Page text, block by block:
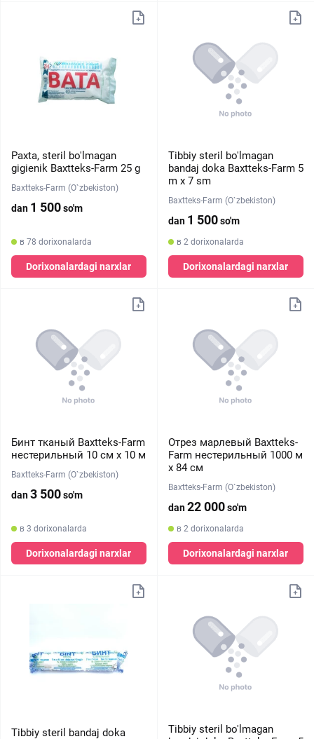
Paxta, steril bo'lmagan
gigienik Baxtteks-Farm 25 g
Baxtteks-Farm (O`zbekiston)
dan 1 500so'm
в 78 dorixonalarda
Dorixonalardagi narxlar
Tibbiy steril bo'lmagan
bandaj doka Baxtteks-Farm 5
m х 7 sm
Baxtteks-Farm (O`zbekiston)
dan 1 500so'm
в 2 dorixonalarda
Dorixonalardagi narxlar
Бинт тканый Baxtteks-Farm
нестерильный 10 см х 10 м
Baxtteks-Farm (O`zbekiston)
dan3 500so'm
в 3 dorixonalarda
Dorixonalardagi narxlar
Отрез марлевый Baxtteks-
Farm нестерильный 1000 м
х 84 см
Baxtteks-Farm (O`zbekiston)
dan22 000so'm
в 2 dorixonalarda
Dorixonalardagi narxlar
Tibbiy steril bandaj doka
Tibbiy steril bo'lmagan